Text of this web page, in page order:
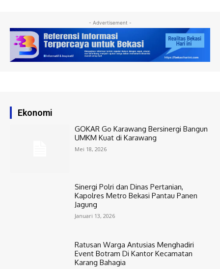
- Advertisement -
Ekonomi
GOKAR Go Karawang Bersinergi Bangun
UMKM Kuat di Karawang
Mei 18, 2026
Sinergi Polri dan Dinas Pertanian,
Kapolres Metro Bekasi Pantau Panen
Jagung
Januari 13, 2026
Ratusan Warga Antusias Menghadiri
Event Botram Di Kantor Kecamatan
Karang Bahagia